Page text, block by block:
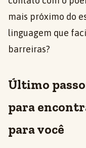
mais próximo do
linguagem que
barreiras?
Último
para
para você